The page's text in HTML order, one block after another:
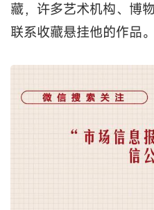
藏，许多艺术机构、博
联系收藏悬挂他的作品。